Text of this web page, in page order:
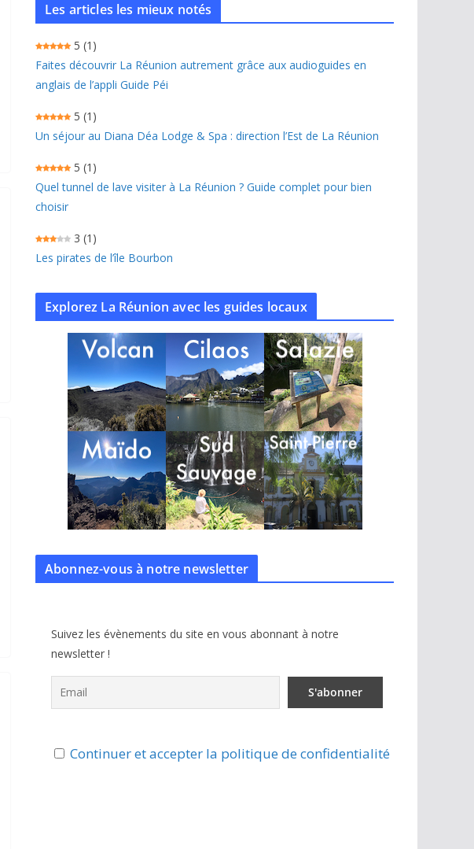
Les articles les mieux notés
5 (1)
Faites découvrir La Réunion autrement grâce aux audioguides en
anglais de l’appli Guide Péi
5 (1)
Un séjour au Diana Déa Lodge & Spa : direction l’Est de La Réunion
5 (1)
Quel tunnel de lave visiter à La Réunion ? Guide complet pour bien
choisir
3 (1)
Les pirates de l’île Bourbon
Explorez La Réunion avec les guides locaux
Abonnez-vous à notre newsletter
Suivez les évènements du site en vous abonnant à notre
newsletter !
Continuer et accepter la politique de confidentialité